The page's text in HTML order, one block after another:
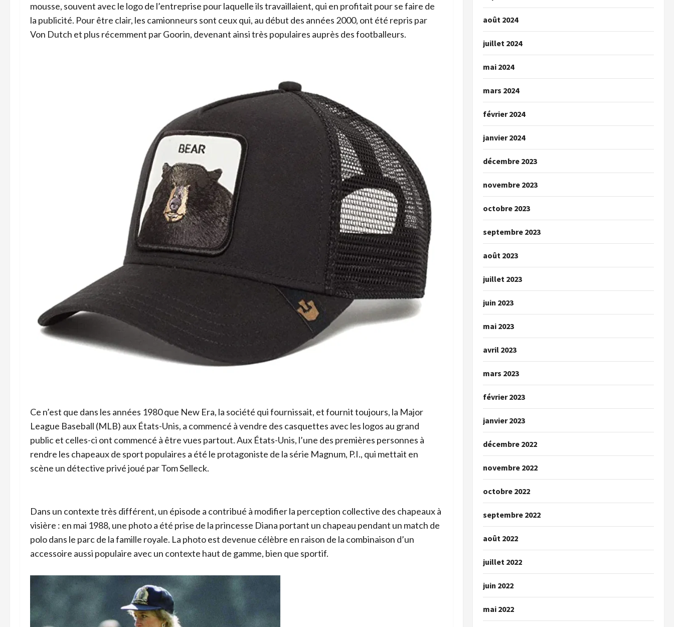
mousse, souvent avec le logo de l’entreprise pour laquelle ils travaillaient, qui en profitait pour se faire de
la publicité. Pour être clair, les camionneurs sont ceux qui, au début des années 2000, ont été repris par
Von Dutch et plus récemment par Goorin, devenant ainsi très populaires auprès des footballeurs.
Ce n’est que dans les années 1980 que New Era, la société qui fournissait, et fournit toujours, la Major
League Baseball (MLB) aux États-Unis, a commencé à vendre des casquettes avec les logos au grand
public et celles-ci ont commencé à être vues partout. Aux États-Unis, l’une des premières personnes à
rendre les chapeaux de sport populaires a été le protagoniste de la série Magnum, P.I., qui mettait en
scène un détective privé joué par Tom Selleck.
Dans un contexte très différent, un épisode a contribué à modifier la perception collective des chapeaux à
visière : en mai 1988, une photo a été prise de la princesse Diana portant un chapeau pendant un match de
polo dans le parc de la famille royale. La photo est devenue célèbre en raison de la combinaison d’un
accessoire aussi populaire avec un contexte haut de gamme, bien que sportif.
août 2024
juillet 2024
mai 2024
mars 2024
février 2024
janvier 2024
décembre 2023
novembre 2023
octobre 2023
septembre 2023
août 2023
juillet 2023
juin 2023
mai 2023
avril 2023
mars 2023
février 2023
janvier 2023
décembre 2022
novembre 2022
octobre 2022
septembre 2022
août 2022
juillet 2022
juin 2022
mai 2022